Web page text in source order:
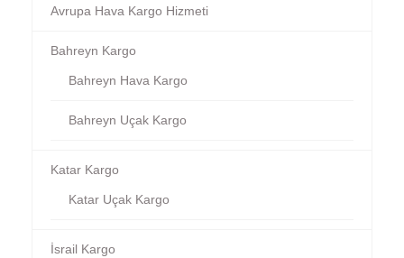
Avrupa Hava Kargo Hizmeti
Bahreyn Kargo
Bahreyn Hava Kargo
Bahreyn Uçak Kargo
Katar Kargo
Katar Uçak Kargo
İsrail Kargo